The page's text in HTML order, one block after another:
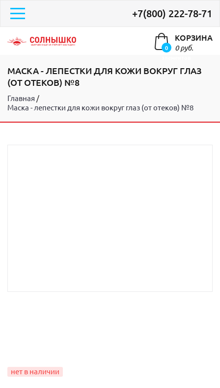
+7(800) 222-78-71
0
КОРЗИНА
0 руб.
МАСКА - ЛЕПЕСТКИ ДЛЯ КОЖИ ВОКРУГ ГЛАЗ
(ОТ ОТЕКОВ) №8
Главная
Маска - лепестки для кожи вокруг глаз (от отеков) №8